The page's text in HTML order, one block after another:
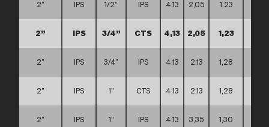
2” IPS 1/2” IPS 4,13 2,05 1,23
2” IPS 3/4” CTS 4,13 2,05 1,23
2” IPS 3/4” IPS 4,13 2,13 1,28
2” IPS 1” CTS 4,13 2,13 1,28
2” IPS 1” IPS 4,13 3,35 1,30